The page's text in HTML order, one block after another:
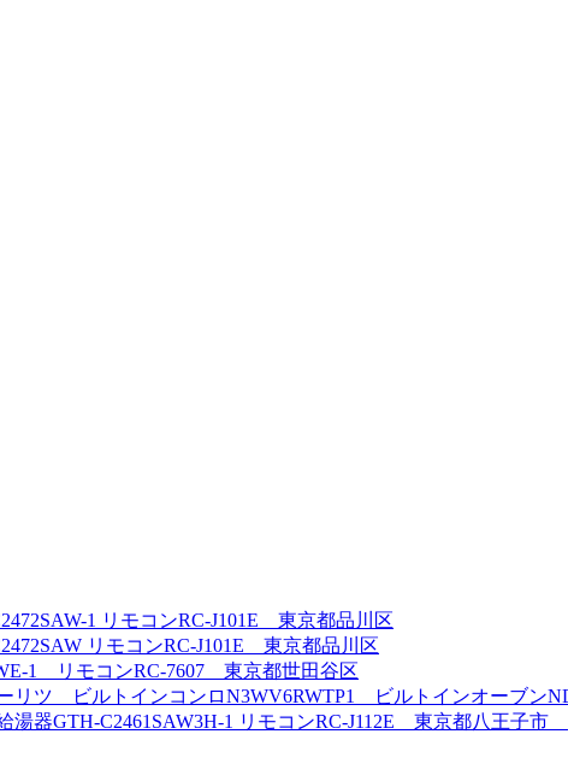
1 リモコンRC-J101E 東京都品川区
リモコンRC-J101E 東京都品川区
1 リモコンRC-7607 東京都世田谷区
リツ ビルトインコンロN3WV6RWTP1 ビルトインオーブン
器GTH-C2461SAW3H-1 リモコンRC-J112E 東京都八王子市